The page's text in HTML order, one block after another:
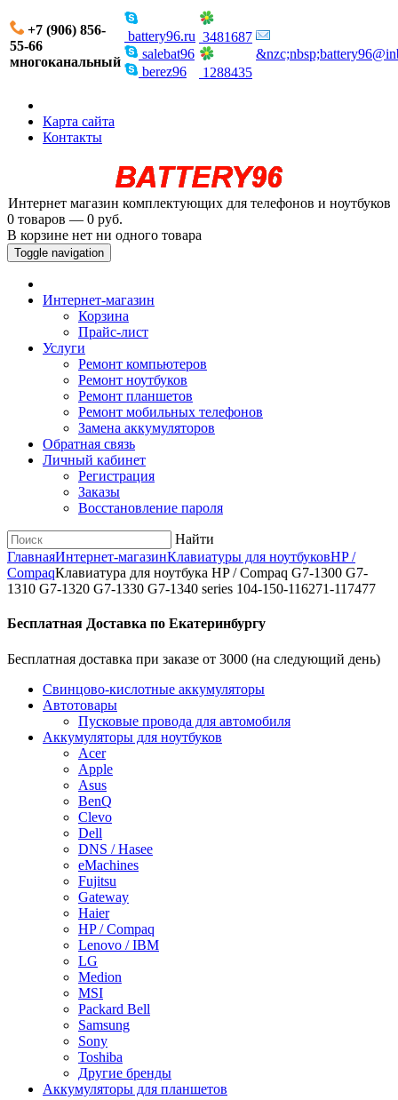
+7 (906) 856-
55-66
многоканальный
battery96.ru
salebat96
berez96
3481687
1288435
Карта сайта
Контакты
Интернет магазин комплектующих для телефонов и ноутбуков
0 товаров — 0 руб.
В корзине нет ни одного товара
Toggle navigation
Интернет-магазин
Корзина
Прайс-лист
Услуги
Ремонт компьютеров
Ремонт ноутбуков
Ремонт планшетов
Ремонт мобильных телефонов
Замена аккумуляторов
Обратная связь
Личный кабинет
Регистрация
Заказы
Восстановление пароля
Найти
ГлавнаяИнтернет-магазинКлавиатуры для ноутбуковHP /
CompaqКлавиатура для ноутбука HP / Compaq G7-1300 G7-
1310 G7-1320 G7-1330 G7-1340 series 104-150-116271-117477
Бесплатная Доставка по Екатеринбургу
Бесплатная доставка при заказе от 3000 (на следующий день)
Cвинцово-кислотные аккумуляторы
Автотовары
Пусковые провода для автомобиля
Аккумуляторы для ноутбуков
Acer
Apple
Asus
BenQ
Clevo
Dell
DNS / Hasee
eMachines
Fujitsu
Gateway
Haier
HP / Compaq
Lenovo / IBM
LG
Medion
MSI
Packard Bell
Samsung
Sony
Toshiba
Другие бренды
Аккумуляторы для планшетов